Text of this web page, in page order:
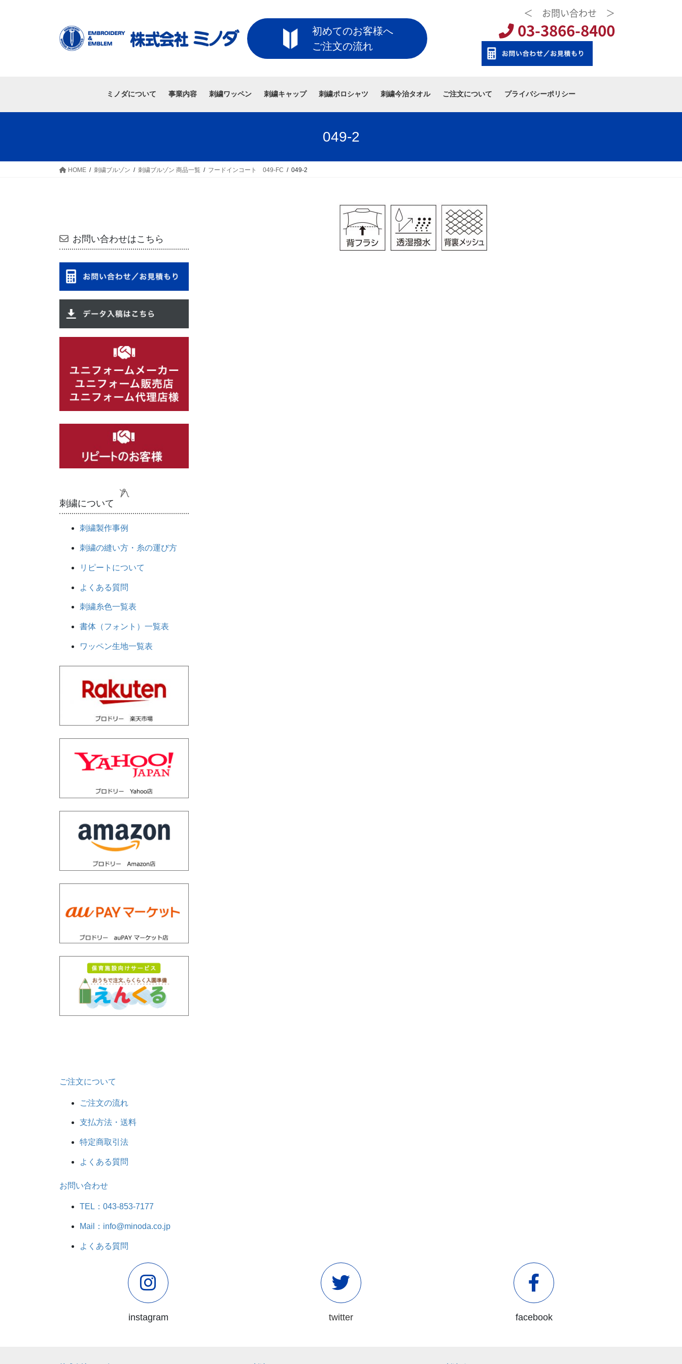
初めてのお客様へ
ご注文の流れ
＜ お問い合わせ ＞
03-3866-8400
ミノダについて 事業内容 刺繍ワッペン 刺繍キャップ 刺繍ポロシャツ 刺繍今治タオル ご注文について プライバシーポリシー
049-2
HOME 刺繍ブルゾン 刺繍ブルゾン 商品一覧 フードインコート 049-FC 049-2
お問い合わせはこちら
刺繍について
刺繍製作事例
刺繍の縫い方・糸の運び方
リピートについて
よくある質問
刺繍糸色一覧表
書体（フォント）一覧表
ワッペン生地一覧表
ご注文について
ご注文の流れ
支払方法・送料
特定商取引法
よくある質問
お問い合わせ
TEL：043-853-7177
Mail：info@minoda.co.jp
よくある質問
instagram twitter facebook